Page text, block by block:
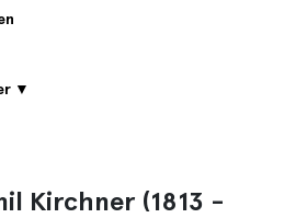
▼
Kirchner (1813 -